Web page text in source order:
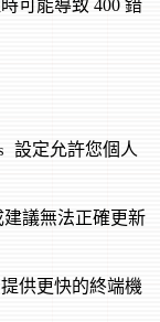
可能導致 400 錯
設定允許您個人
建議無法正確更新
供更快的終端機